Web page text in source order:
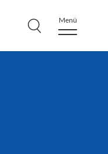
Menü